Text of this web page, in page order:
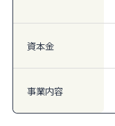
資本金
事業内容